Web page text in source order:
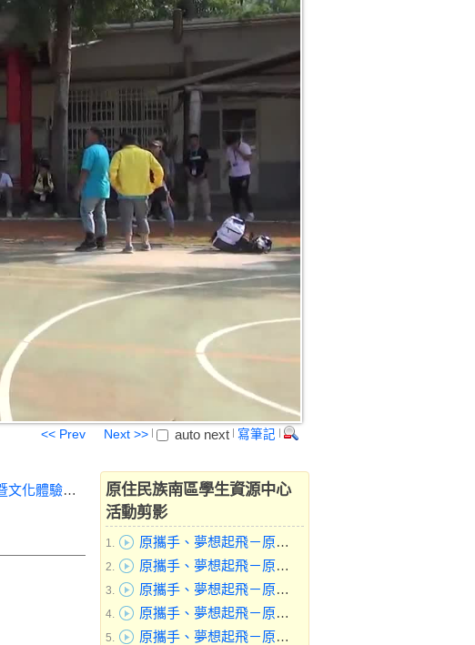
<< Prev Next >> auto next 寫筆記
原住民族南區學生資源中心
活動剪影
1. 原攜手、夢想起飛－原住民族文化及輔導知能研習暨第3次工作會議-休息一下 (4)
2. 原攜手、夢想起飛－原住民族文化及輔導知能研習暨第3次工作會議-休息一下 (3)
3. 原攜手、夢想起飛－原住民族文化及輔導知能研習暨第3次工作會議-休息一下 (2)
4. 原攜手、夢想起飛－原住民族文化及輔導知能研習暨第3次工作會議-分享
5. 原攜手、夢想起飛－原住民族文化及輔導知能研習暨第3次工作會議-分享 (5)
共聚吃早餐早操 (2)